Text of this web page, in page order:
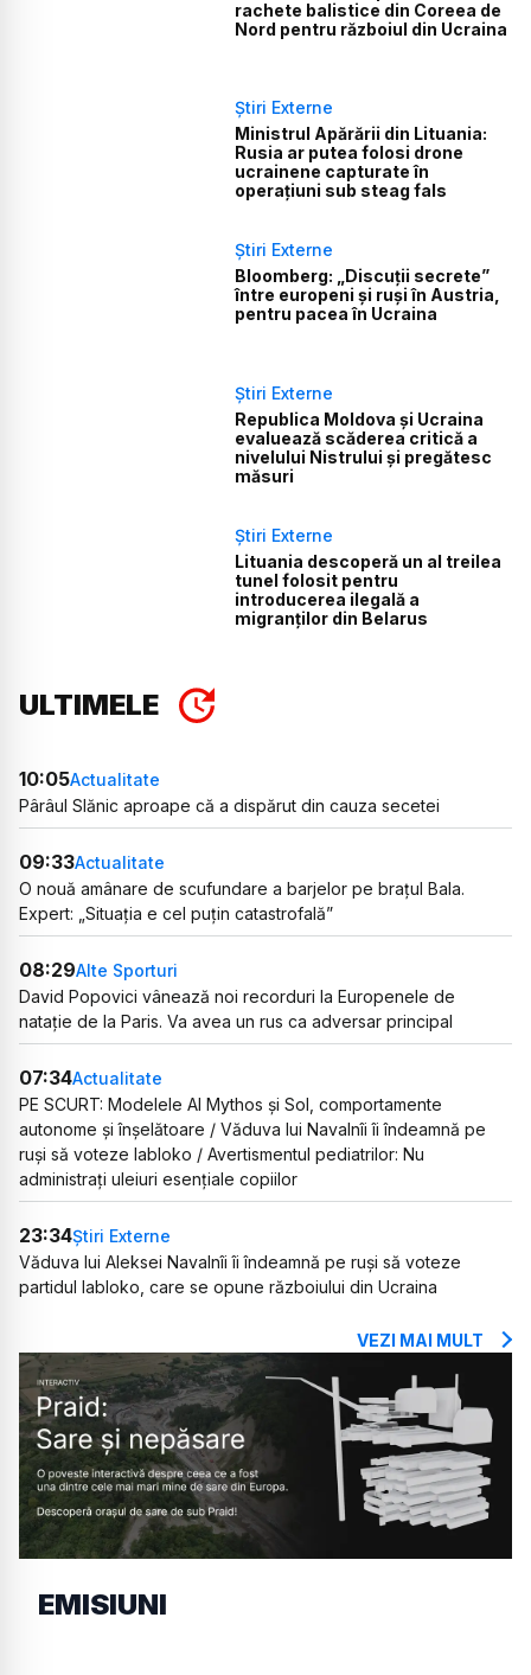
rachete balistice din Coreea de
Nord pentru războiul din Ucraina
Știri Externe
Ministrul Apărării din Lituania:
Rusia ar putea folosi drone
ucrainene capturate în
operațiuni sub steag fals
Știri Externe
Bloomberg: „Discuții secrete”
între europeni și ruși în Austria,
pentru pacea în Ucraina
Știri Externe
Republica Moldova și Ucraina
evaluează scăderea critică a
nivelului Nistrului și pregătesc
măsuri
Știri Externe
Lituania descoperă un al treilea
tunel folosit pentru
introducerea ilegală a
migranților din Belarus
ULTIMELE
10:05Actualitate
Pârâul Slănic aproape că a dispărut din cauza secetei
09:33Actualitate
O nouă amânare de scufundare a barjelor pe brațul Bala.
Expert: „Situația e cel puțin catastrofală”
08:29Alte Sporturi
David Popovici vânează noi recorduri la Europenele de
natație de la Paris. Va avea un rus ca adversar principal
07:34Actualitate
PE SCURT: Modelele AI Mythos și Sol, comportamente
autonome și înșelătoare / Văduva lui Navalnîi îi îndeamnă pe
ruși să voteze Iabloko / Avertismentul pediatrilor: Nu
administrați uleiuri esențiale copiilor
23:34Știri Externe
Văduva lui Aleksei Navalnîi îi îndeamnă pe ruși să voteze
partidul Iabloko, care se opune războiului din Ucraina
VEZI MAI MULT
EMISIUNI